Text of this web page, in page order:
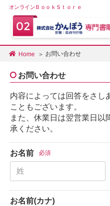
オンラインＢｏｏｋＳｔｏｒｅ
Home お問い合わせ
お問い合わせ
内容によっては回答をさし
こともございます。
また、休業日は翌営業日以
承ください。
お名前 必須
お名前(カナ)